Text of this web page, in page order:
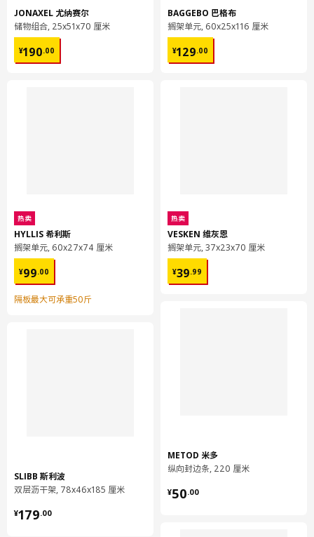
JONAXEL 尤纳赛尔
储物组合, 25x51x70 厘米
¥190.00
¥ 190.00
热卖
HYLLIS 希利斯
搁架单元, 60x27x74 厘米
¥99.00
¥ 99.00
隔板最大可承重50斤
SLIBB 斯利波
双层沥干架, 78x46x185 厘米
¥179.00
¥ 179.00
BAGGEBO 巴格布
搁架单元, 60x25x116 厘米
¥129.00
¥ 129.00
热卖
VESKEN 维灰恩
搁架单元, 37x23x70 厘米
¥39.99
¥ 39.99
METOD 米多
纵向封边条, 220 厘米
¥50.00
¥ 50.00